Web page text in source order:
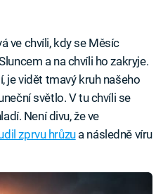
ve chvíli, kdy se Měsíc
a na chvíli ho zakryje.
je vidět tmavý kruh našeho
světlo. V tu chvíli se
Není divu, že ve
zprvu hrůzua následně víru